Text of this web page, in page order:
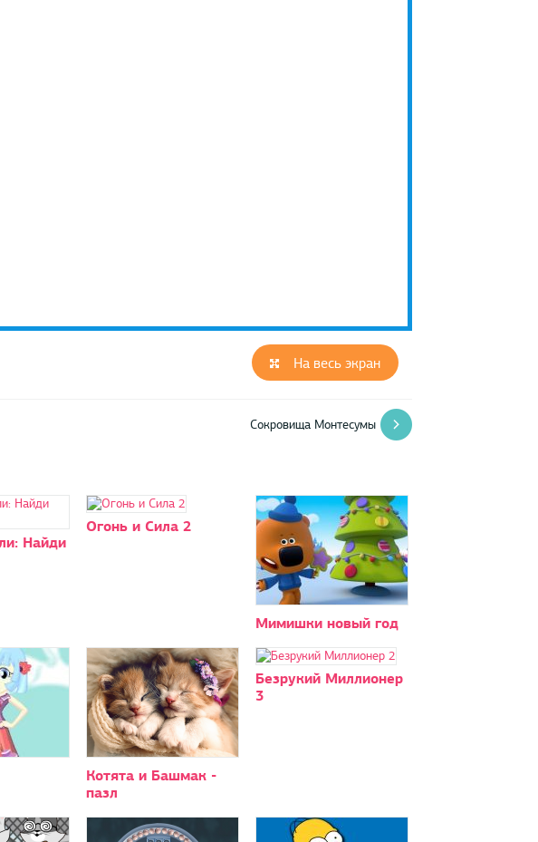
На весь экран
Сокровища Монтесумы
Найди
Огонь и Сила 2
Мимишки новый год
Котята и Башмак -
пазл
Безрукий Миллионер
3